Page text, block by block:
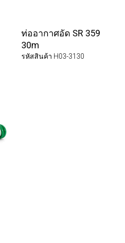
ท่ออากาศอัด SR 359
30m
รหัสสินค้า H03-3130